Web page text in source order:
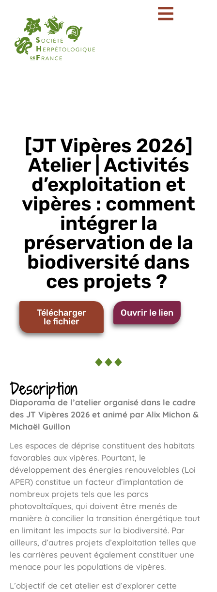
[JT Vipères 2026]
Atelier | Activités
d’exploitation et
vipères : comment
intégrer la
préservation de la
biodiversité dans
ces projets ?
Ouvrir le lien
Télécharger
le fichier
Description
Diaporama de l’atelier organisé dans le cadre
des JT Vipères 2026 et animé par Alix Michon &
Michaël Guillon
Les espaces de déprise constituent des habitats
favorables aux vipères. Pourtant, le
développement des énergies renouvelables (Loi
APER) constitue un facteur d’implantation de
nombreux projets tels que les parcs
photovoltaïques, qui doivent être menés de
manière à concilier la transition énergétique tout
en limitant les impacts sur la biodiversité. Par
ailleurs, d’autres projets d’exploitation telles que
les carrières peuvent également constituer une
menace pour les populations de vipères.
L’objectif de cet atelier est d’explorer cette